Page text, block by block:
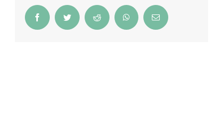
FacebookTwitter Reddit WhatsAppEmail